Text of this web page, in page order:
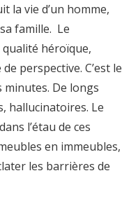
la vie d’un homme,
famille. Le
héroïque,
perspective. C’est le
minutes. De longs
hallucinatoires. Le
l’étau de ces
en immeubles,
les barrières de